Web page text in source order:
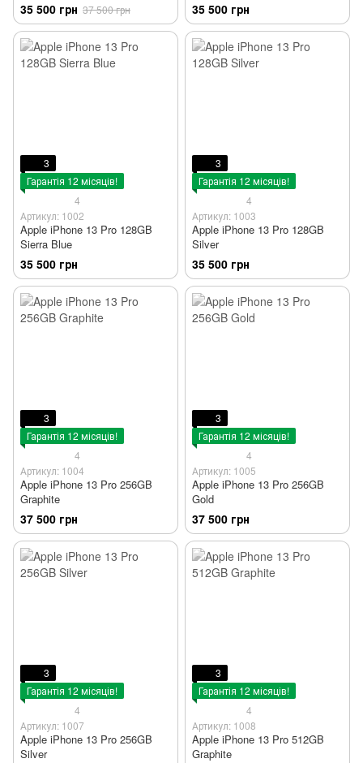
35 500 грн 37 500 грн 35 500 грн
3
Гарантія 12 місяців!
4
Артикул: 1002
Apple iPhone 13 Pro 128GB
Sierra Blue
35 500 грн
3
Гарантія 12 місяців!
4
Артикул: 1003
Apple iPhone 13 Pro 128GB
Silver
35 500 грн
3
Гарантія 12 місяців!
4
Артикул: 1004
Apple iPhone 13 Pro 256GB
Graphite
37 500 грн
3
Гарантія 12 місяців!
4
Артикул: 1005
Apple iPhone 13 Pro 256GB
Gold
37 500 грн
3
Гарантія 12 місяців!
4
Артикул: 1007
Apple iPhone 13 Pro 256GB
Silver
3
Гарантія 12 місяців!
4
Артикул: 1008
Apple iPhone 13 Pro 512GB
Graphite